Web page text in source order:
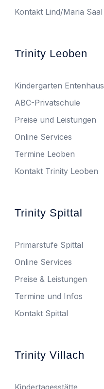
Kontakt Lind/Maria Saal
Trinity Leoben
Kindergarten Entenhaus
ABC-Privatschule
Preise und Leistungen
Online Services
Termine Leoben
Kontakt Trinity Leoben
Trinity Spittal
Primarstufe Spittal
Online Services
Preise & Leistungen
Termine und Infos
Kontakt Spittal
Trinity Villach
Kindertagesstätte